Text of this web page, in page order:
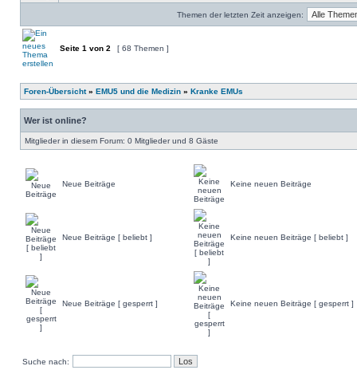
Themen der letzten Zeit anzeigen:
Seite 1 von 2 [ 68 Themen ]
Foren-Übersicht» EMU5 und die Medizin » Kranke EMUs
Wer ist online?
Mitglieder in diesem Forum: 0 Mitglieder und 8 Gäste
Neue Beiträge Keine neuen Beiträge
Neue Beiträge [ beliebt ] Keine neuen Beiträge [ beliebt ]
Neue Beiträge [ gesperrt ] Keine neuen Beiträge [ gesperrt ]
Suche nach: